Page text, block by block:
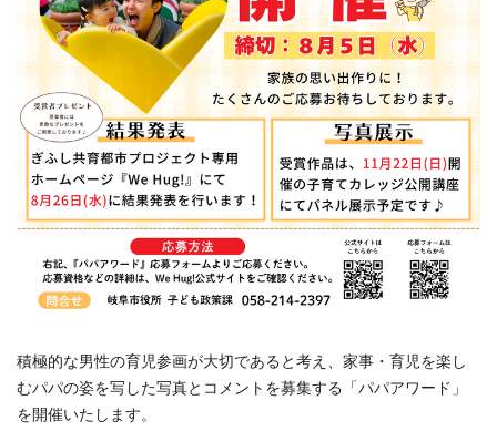
積極的な男性の育児参画が大切であると考え、家事・育児を楽し
むパパの姿を写した写真とコメントを募集する「パパアワード」
を開催いたします。